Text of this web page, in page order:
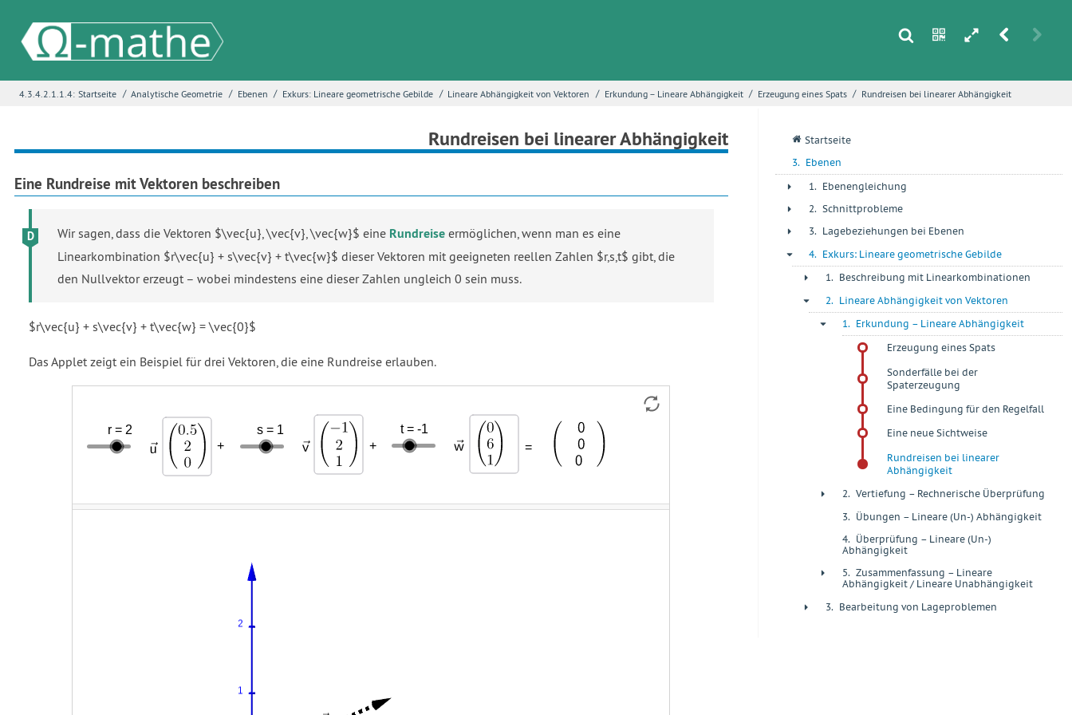
s n h r u
4.3.4.2.1.1.4: Startseite / Analytische Geometrie / Ebenen / Exkurs: Lineare geometrische Gebilde / Lineare Abhängigkeit von Vektoren / Erkundung – Lineare Abhängigkeit / Erzeugung eines Spats / Rundreisen bei linearer Abhängigkeit
Rundreisen bei linearer Abhängigkeit
Eine Rundreise mit Vektoren beschreiben
Wir sagen, dass die Vektoren $\vec{u}, \vec{v}, \vec{w}$ eine Rundreise ermöglichen, wenn man es eine
Linearkombination $r\vec{u} + s\vec{v} + t\vec{w}$ dieser Vektoren mit geeigneten reellen Zahlen $r,s,t$ gibt, die
den Nullvektor erzeugt – wobei mindestens eine dieser Zahlen ungleich 0 sein muss.
$r\vec{u} + s\vec{v} + t\vec{w} = \vec{0}$
Das Applet zeigt ein Beispiel für drei Vektoren, die eine Rundreise erlauben.
q Startseite
3. Ebenen
+ 1. Ebenengleichung
+ 2. Schnittprobleme
+ 3. Lagebeziehungen bei Ebenen
- 4. Exkurs: Lineare geometrische Gebilde
+ 1. Beschreibung mit Linearkombinationen
- 2. Lineare Abhängigkeit von Vektoren
- 1. Erkundung – Lineare Abhängigkeit
Erzeugung eines Spats
Sonderfälle bei der
Spaterzeugung
Eine Bedingung für den Regelfall
Eine neue Sichtweise
Rundreisen bei linearer
Abhängigkeit
+ 2. Vertiefung – Rechnerische Überprüfung
3. Übungen – Lineare (Un-) Abhängigkeit
4. Überprüfung – Lineare (Un-)
Abhängigkeit
+ 5. Zusammenfassung – Lineare
Abhängigkeit / Lineare Unabhängigkeit
+ 3. Bearbeitung von Lageproblemen
E-Mail
Seite*
Fehlerbeschreibung